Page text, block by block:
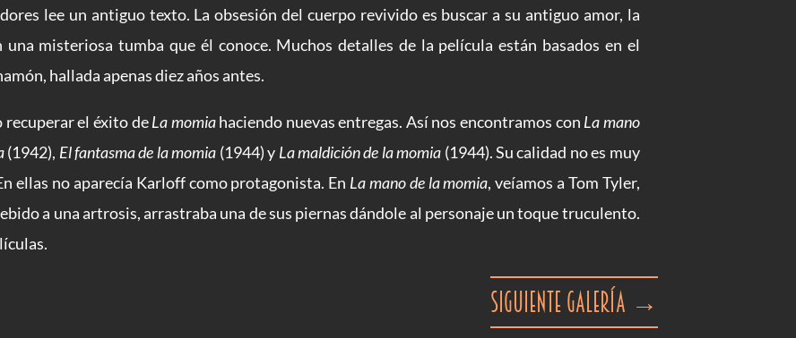
lee un antiguo texto. La obsesión del cuerpo revivido es buscar a su antiguo amor, la
una misteriosa tumba que él conoce. Muchos detalles de la película están basados en el
hallada apenas diez años antes.
recuperar el éxito deLa momiahaciendo nuevas entregas. Así nos encontramos con La mano
(1942), El fantasma de la momia (1944) y La maldición de la momia (1944). Su calidad no es muy
ellas no aparecía Karloff como protagonista. En La mano de la momia, veíamos a Tom Tyler,
a una artrosis, arrastraba una de sus piernas dándole al personaje un toque truculento.
Siguiente galería →